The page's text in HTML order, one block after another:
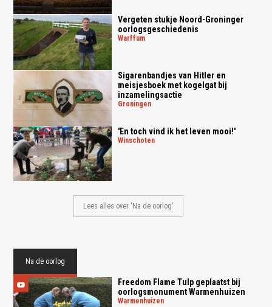
Vergeten stukje Noord-Groninger
oorlogsgeschiedenis
warffum
Sigarenbandjes van Hitler en
meisjesboek met kogelgat bij
inzamelingsactie
groningen
'En toch vind ik het leven mooi!'
winschoten
Lees alles over 'Na de oorlog'
Na de oorlog
Freedom Flame Tulp geplaatst bij
oorlogsmonument Warmenhuizen
warmenhuizen